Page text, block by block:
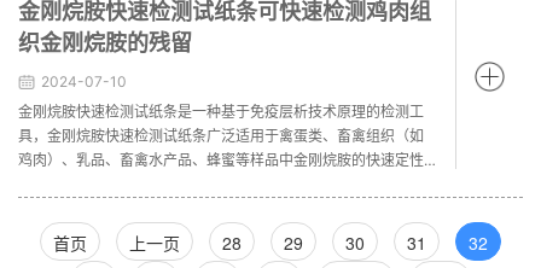
金刚烷胺快速检测试纸条可快速检测鸡肉组
织金刚烷胺的残留
2024-07-10
金刚烷胺快速检测试纸条是一种基于免疫层析技术原理的检测工
具，金刚烷胺快速检测试纸条广泛适用于禽蛋类、畜禽组织（如
鸡肉）、乳品、畜禽水产品、蜂蜜等样品中金刚烷胺的快速定性
首页 上一页 28 29 30 31
32